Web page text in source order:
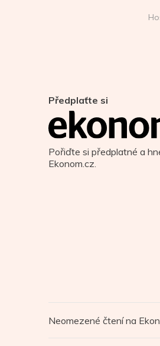
Předplaťte si
Pořiďte si předplatné a
Ekonom.cz.
Neomezené čtení na